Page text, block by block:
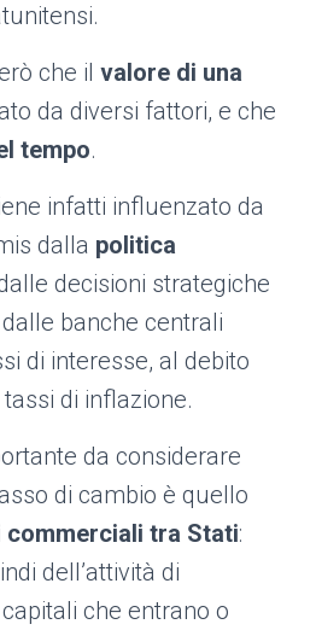
che il valore di una
da diversi fattori, e che
tempo.
infatti influenzato da
dalla politica
decisioni strategiche
banche centrali
di interesse, al debito
di inflazione.
da considerare
di cambio è quello
commerciali tra Stati:
dell’attività di
che entrano o